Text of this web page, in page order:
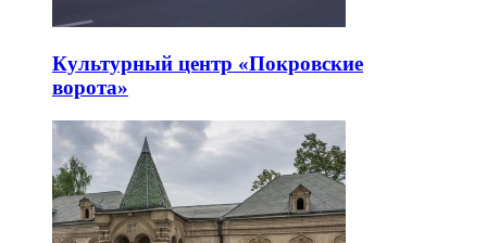
Культурный центр «Покровские
ворота»